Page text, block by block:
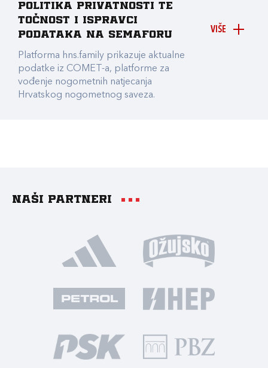
VIŠE
Politika privatnosti te
točnost i ispravci
podataka na Semaforu
Platforma hns.family prikazuje aktualne
podatke iz COMET-a, platforme za
vođenje nogometnih natjecanja
Hrvatskog nogometnog saveza.
Naši partneri